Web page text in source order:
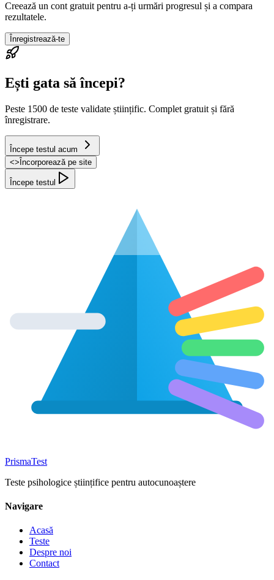
Creează un cont gratuit pentru a-ți urmări progresul și a compara
rezultatele.
Înregistrează-te
Ești gata să începi?
Peste 1500 de teste validate științific. Complet gratuit și fără
înregistrare.
Începe testul acum
<> Încorporează pe site
Începe testul
PrismaTest
Teste psihologice științifice pentru autocunoaștere
Navigare
Acasă
Teste
Despre noi
Contact